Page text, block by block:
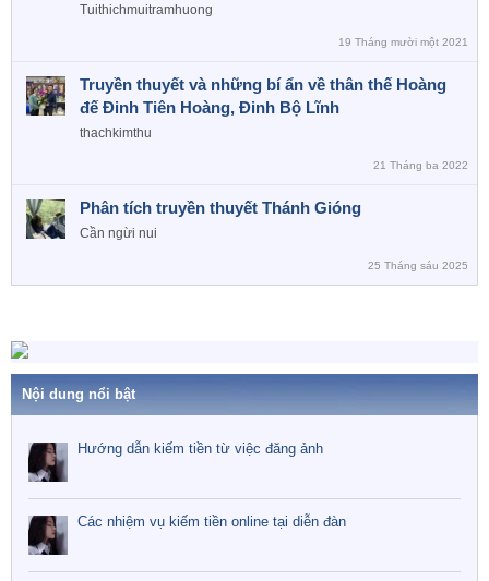
Tuithichmuitramhuong
19 Tháng mười một 2021
Truyền thuyết và những bí ẩn về thân thế Hoàng
đế Đinh Tiên Hoàng, Đinh Bộ Lĩnh
thachkimthu
21 Tháng ba 2022
Phân tích truyền thuyết Thánh Gióng
Cần ngừi nui
25 Tháng sáu 2025
Nội dung nổi bật
Hướng dẫn kiếm tiền từ việc đăng ảnh
Các nhiệm vụ kiếm tiền online tại diễn đàn